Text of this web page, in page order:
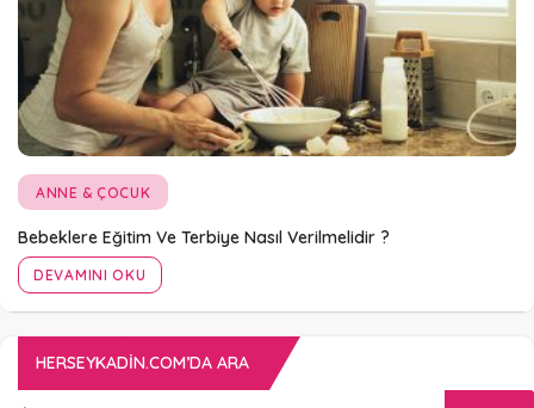
ANNE & ÇOCUK
Bebeklere Eğitim Ve Terbiye Nasıl Verilmelidir ?
DEVAMINI OKU
HERSEYKADIN.COM’DA ARA